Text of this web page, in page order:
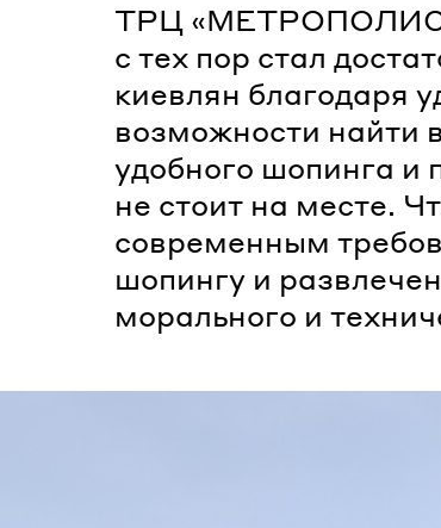
ТРЦ «МЕТРОПОЛИС»
с тех пор стал
киевлян благодаря
возможности найти
удобного шопинга и
не стоит на месте.
современным
шопингу и
морального и